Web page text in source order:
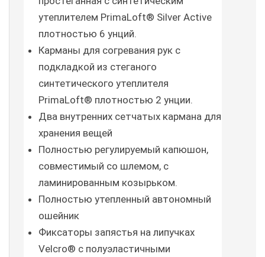
утеплителем PrimaLoft® Silver Active
плотностью 6 унций.
Карманы для согревания рук с
подкладкой из стеганого
синтетического утеплителя
PrimaLoft® плотностью 2 унции.
Два внутренних сетчатых кармана для
хранения вещей
Полностью регулируемый капюшон,
совместимый со шлемом, с
ламинированным козырьком.
Полностью утепленный автономный
ошейник
Фиксаторы запястья на липучках
Velcro® с полуэластичными